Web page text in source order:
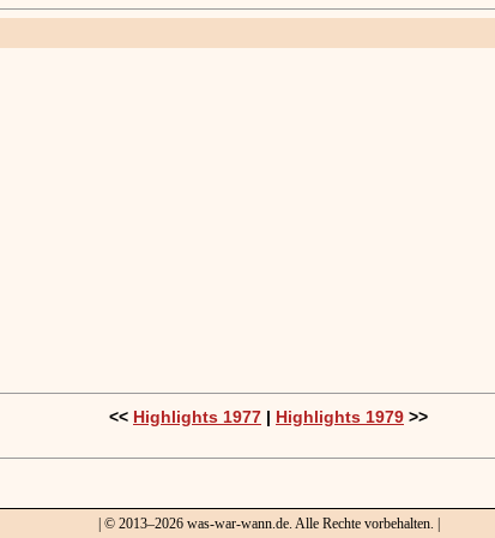
<< Highlights 1977 | Highlights 1979 >>
| © 2013–2026 was-war-wann.de. Alle Rechte vorbehalten. |